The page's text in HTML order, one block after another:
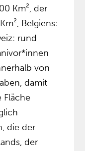
Km², der
Belgiens:
rund
von
damit
Fläche
die der
der